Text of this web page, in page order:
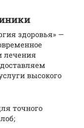
здоровья» —
лечения
высокого
точного